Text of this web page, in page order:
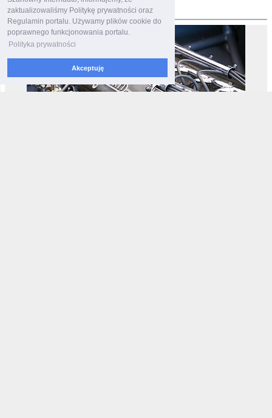
zaktualizowaliśmy Politykę prywatności oraz
Regulamin portalu. Używamy plików cookie do
poprawnego funkcjonowania portalu.
Polityka prywatności
Akceptuję
motoryzacja